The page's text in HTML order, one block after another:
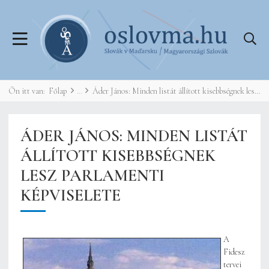
Ön itt van: Főlap Áder János: Minden listát állított kisebbségnek lesz parlamenti képviselete
ÁDER JÁNOS: MINDEN LISTÁT
ÁLLÍTOTT KISEBBSÉGNEK
LESZ PARLAMENTI
KÉPVISELETE
A
Fidesz
tervei